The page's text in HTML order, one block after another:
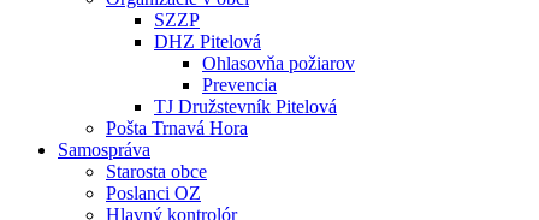
SZZP
DHZ Pitelová
Ohlasovňa požiarov
Prevencia
TJ Družstevník Pitelová
Pošta Trnavá Hora
Samospráva
Starosta obce
Poslanci OZ
Hlavný kontrolór